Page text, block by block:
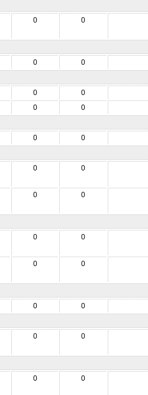
0 0
0
0
0
0
0
0
0
0
0 0
0 0
0 0
0 0
0
0
0 0
0 0